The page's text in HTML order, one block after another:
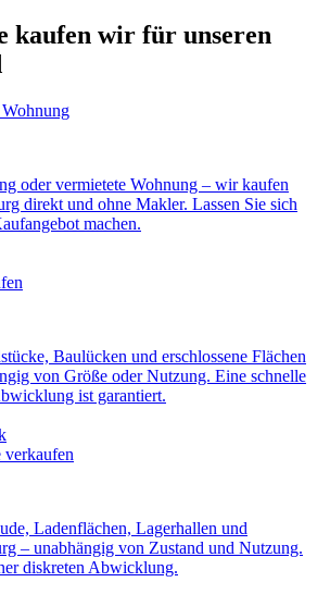
kaufen wir für unseren
oder vermietete Wohnung – wir kaufen
direkt und ohne Makler. Lassen Sie sich
machen.
Baulücken und erschlossene Flächen
von Größe oder Nutzung. Eine schnelle
ist garantiert.
Ladenflächen, Lagerhallen und
– unabhängig von Zustand und Nutzung.
diskreten Abwicklung.